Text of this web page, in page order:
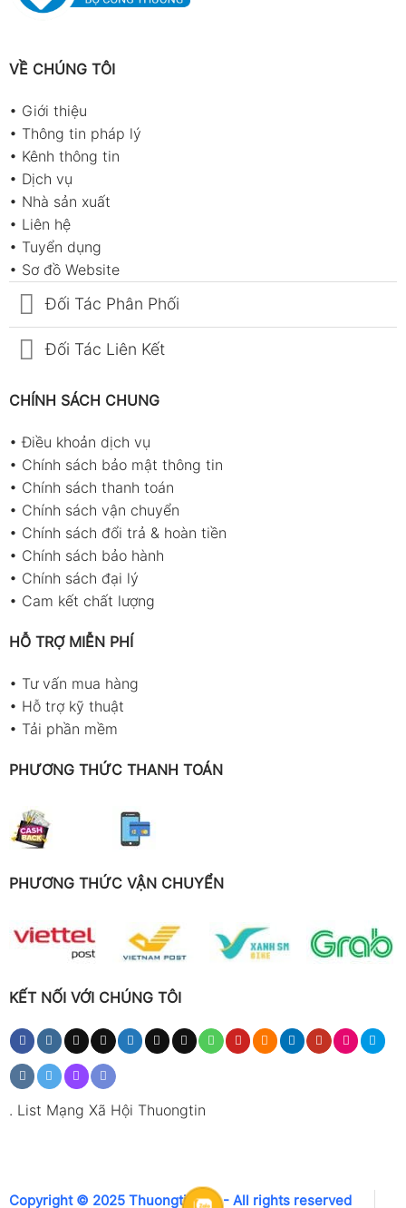
VỀ CHÚNG TÔI
• Giới thiệu
• Thông tin pháp lý
• Kênh thông tin
• Dịch vụ
• Nhà sản xuất
• Liên hệ
• Tuyển dụng
• Sơ đồ Website
Đối Tác Phân Phối
Đối Tác Liên Kết
CHÍNH SÁCH CHUNG
•Điều khoản dịch vụ
• Chính sách bảo mật thông tin
• Chính sách thanh toán
• Chính sách vận chuyển
• Chính sách đổi trả & hoàn tiền
• Chính sách bảo hành
• Chính sách đại lý
• Cam kết chất lượng
HỖ TRỢ MIỄN PHÍ
• Tư vấn mua hàng
• Hỗ trợ kỹ thuật
• Tải phần mềm
PHƯƠNG THỨC THANH TOÁN
PHƯƠNG THỨC VẬN CHUYỂN
KẾT NỐI VỚI CHÚNG TÔI
. List Mạng Xã Hội Thuongtin
Copyright © 2025 Thuongtin.net - All rights reserved